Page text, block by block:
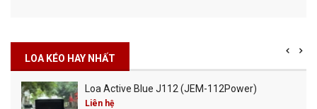
LOA KÉO HAY NHẤT
Loa Active Blue J112 (JEM-112Power)
Liên hệ